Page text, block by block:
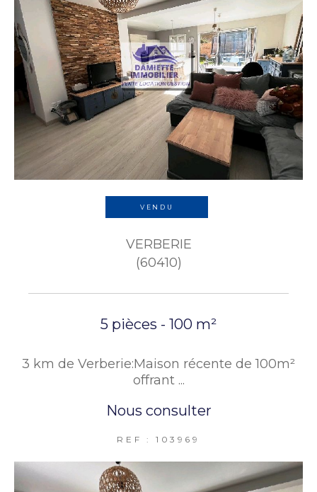
VENDU
VERBERIE
(60410)
5 pièces - 100 m²
3 km de Verberie:Maison récente de 100m²
offrant ...
Nous consulter
REF : 103969